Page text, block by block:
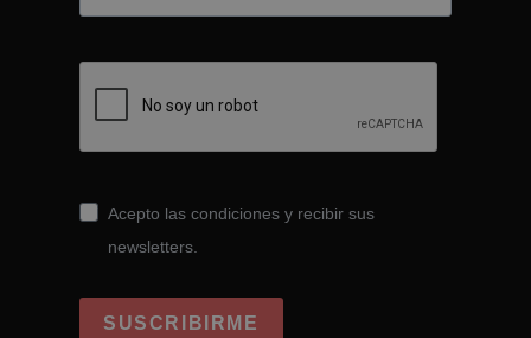
Acepto las condiciones y recibir sus
newsletters.
SUSCRIBIRME